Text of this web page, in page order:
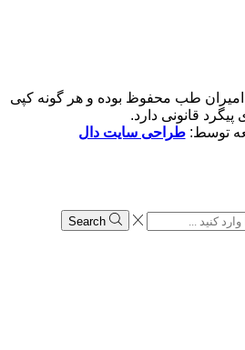
طب محفوظ بوده و هر گونه کپی
پیگرد قانونی دارد.
توسط:طراحی سایت دال
Search